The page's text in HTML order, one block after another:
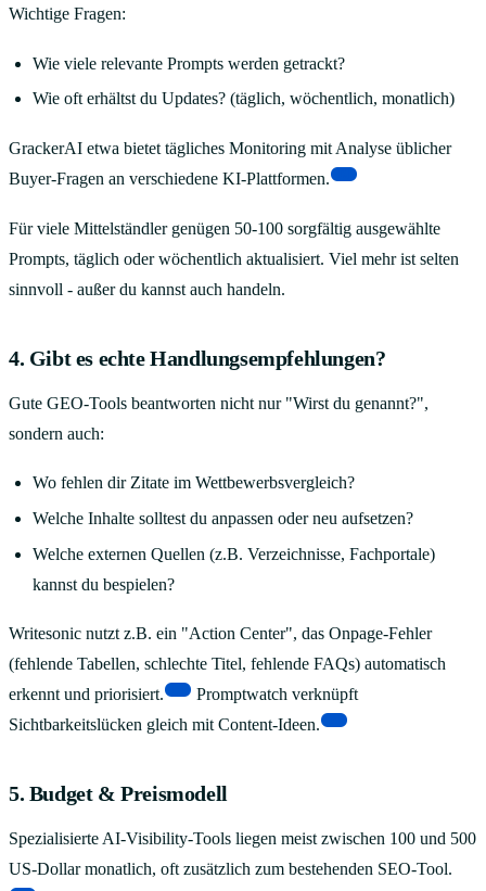
Wichtige Fragen:
Wie viele relevante Prompts werden getrackt?
Wie oft erhältst du Updates? (täglich, wöchentlich, monatlich)
GrackerAI etwa bietet tägliches Monitoring mit Analyse üblicher
Buyer-Fragen an verschiedene KI-Plattformen.
Für viele Mittelständler genügen 50-100 sorgfältig ausgewählte
Prompts, täglich oder wöchentlich aktualisiert. Viel mehr ist selten
sinnvoll - außer du kannst auch handeln.
4. Gibt es echte Handlungsempfehlungen?
Gute GEO-Tools beantworten nicht nur "Wirst du genannt?",
sondern auch:
Wo fehlen dir Zitate im Wettbewerbsvergleich?
Welche Inhalte solltest du anpassen oder neu aufsetzen?
Welche externen Quellen (z.B. Verzeichnisse, Fachportale)
kannst du bespielen?
Writesonic nutzt z.B. ein "Action Center", das Onpage-Fehler
(fehlende Tabellen, schlechte Titel, fehlende FAQs) automatisch
erkennt und priorisiert.
Promptwatch verknüpft
Sichtbarkeitslücken gleich mit Content-Ideen.
5. Budget & Preismodell
Spezialisierte AI-Visibility-Tools liegen meist zwischen 100 und 500
US-Dollar monatlich, oft zusätzlich zum bestehenden SEO-Tool.